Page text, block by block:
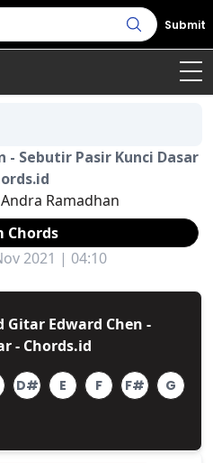
Submit
Daerah
- Sebutir Pasir Kunci Dasar
Andra Ramadhan
Chords
2021 | 04:10
Gitar Edward Chen -
- Chords.id
D# E F F#
G